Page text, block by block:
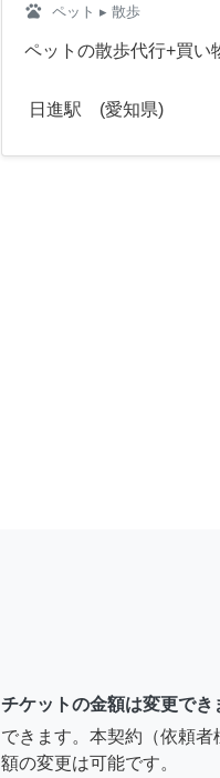
pets ペット ▸ 散歩
ペットの散歩代行+買い
日進駅 (愛知県)
チケットの金額は変更でき
できます。本契約（依頼
額の変更は可能です。